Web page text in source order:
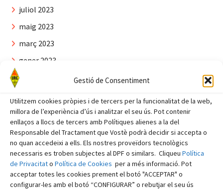
Gestió de Consentiment
Utilitzem cookies pròpies i de tercers per la funcionalitat de la web,
millora de l’experiència d’ús i analitzar el seu ús. Pot contenir
enllaços a llocs de tercers amb Polítiques alienes a la del
Responsable del Tractament que Vostè podrà decidir si accepta o
no quan accedeixi a ells. Els nostres proveïdors tecnològics
necessaris es troben subjectes al DPF o similars. Cliqueu Política
de Privacitato Política de Cookies per a més informació. Pot
acceptar totes les cookies prement el botó "ACCEPTAR" o
configurar-les amb el botó “CONFIGURAR” o rebutjar el seu ús
juliol 2023
maig 2023
març 2023
gener 2023
novembre 2022
juny 2022
abril 2022
març 2022
febrer 2022
gener 2022